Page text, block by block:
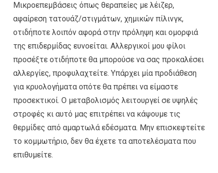
Μικροεπεμβάσεις όπως θεραπείες με λέιζερ,
αφαίρεση τατουάζ/στιγμάτων, χημικών πίλινγκ,
οτιδήποτε λοιπόν αφορά στην πρόληψη και ομορφιά
της επιδερμίδας ευνοείται. Αλλεργικοί μου φίλοι
προσέξτε οτιδήποτε θα μπορούσε να σας προκαλέσει
αλλεργίες, προφυλαχτείτε. Υπάρχει μία προδιάθεση
για κρυολογήματα οπότε θα πρέπει να είμαστε
προσεκτικοί. Ο μεταβολισμός λειτουργεί σε υψηλές
στροφές κι αυτό μας επιτρέπει να κάψουμε τις
θερμίδες από αμαρτωλά εδέσματα. Μην επισκεφτείτε
το κομμωτήριο, δεν θα έχετε τα αποτελέσματα που
επιθυμείτε.